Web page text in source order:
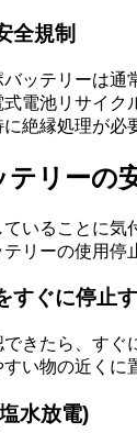
全規制
ッテリーは通
電池リサイク
絶縁処理が必
テリーの
いることに気
テリーの使用
すぐに停止
きたら、すぐ
い物の近くに
水放電)